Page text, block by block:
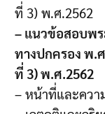
ที่ 3) พ.ศ.2562
– แนวข้อสอบพ
ทางปกครอง พ.
ที่ 3) พ.ศ.2562
– หน้าที่และควา